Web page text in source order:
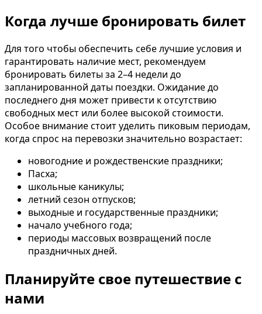
Когда лучше бронировать билет
Для того чтобы обеспечить себе лучшие условия и
гарантировать наличие мест, рекомендуем
бронировать билеты за 2–4 недели до
запланированной даты поездки. Ожидание до
последнего дня может привести к отсутствию
свободных мест или более высокой стоимости.
Особое внимание стоит уделить пиковым периодам,
когда спрос на перевозки значительно возрастает:
новогодние и рождественские праздники;
Пасха;
школьные каникулы;
летний сезон отпусков;
выходные и государственные праздники;
начало учебного года;
периоды массовых возвращений после
праздничных дней.
Планируйте свое путешествие с
нами